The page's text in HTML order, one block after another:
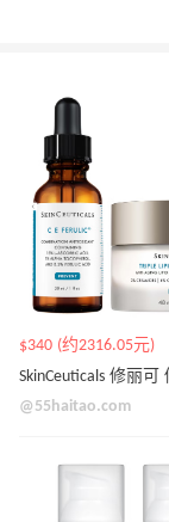
$340 (约2316.05元)
@55haitao.com